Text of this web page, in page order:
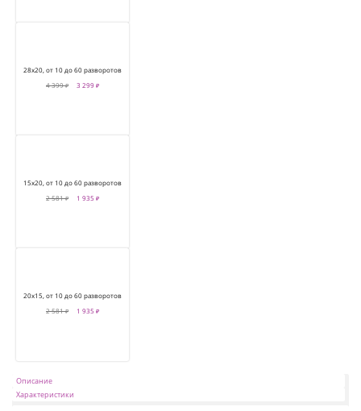
28х20, от 10 до 60 разворотов
4 399 ₽
3 299 ₽
15х20, от 10 до 60 разворотов
2 581 ₽
1 935 ₽
20х15, от 10 до 60 разворотов
2 581 ₽
1 935 ₽
Описание
Характеристики